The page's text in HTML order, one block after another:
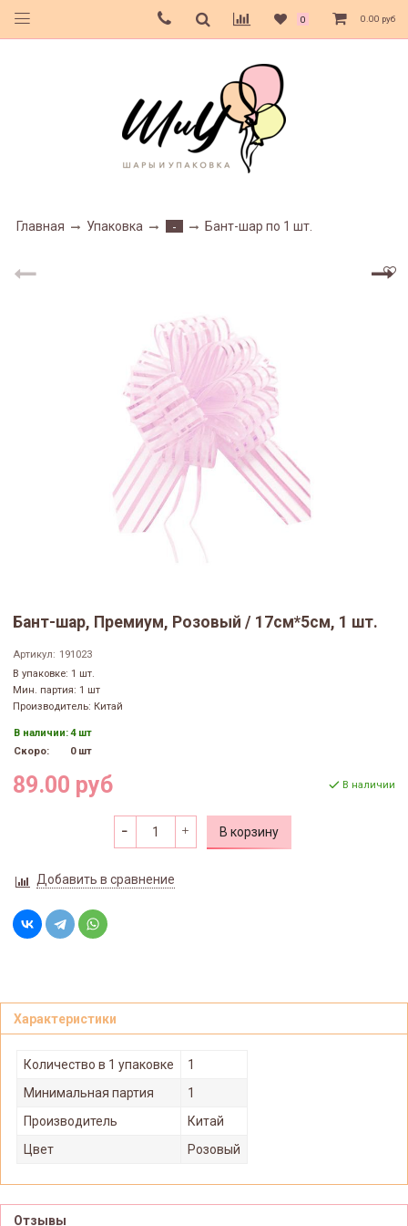
0 0.00 руб
Главная Упаковка - Бант-шар по 1 шт.
Бант-шар, Премиум, Розовый / 17см*5см, 1 шт.
Артикул: 191023
В упаковке: 1 шт.
Мин. партия: 1 шт
Производитель: Китай
В наличии:4 шт
Скоро:
0 шт
89.00 руб В наличии
В корзину
Добавить в сравнение
Характеристики
Количество в 1 упаковке
1
Минимальная партия
1
Производитель
Китай
Цвет
Розовый
Отзывы